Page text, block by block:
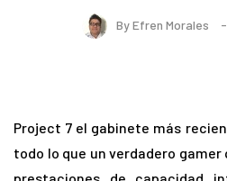
ByEfren Morales
Project 7 el gabinete más
todo lo que un verdadero